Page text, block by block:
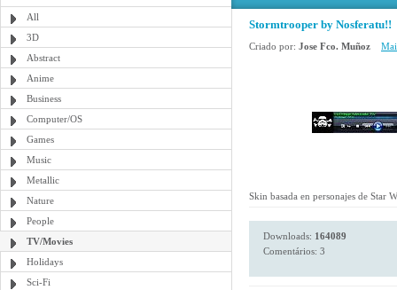
All
3D
Abstract
Anime
Business
Computer/OS
Games
Music
Metallic
Nature
People
TV/Movies
Holidays
Sci-Fi
Stormtrooper by Nosferatu!!
Criado por: Jose Fco. Muñoz
Skin basada en personajes de Star
Downloads: 164089
Comentários: 3